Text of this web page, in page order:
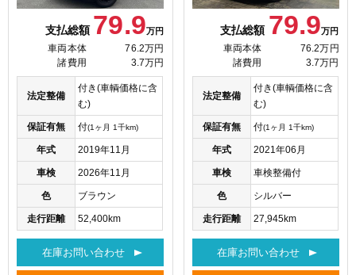
支払総額 79.9万円
車両本体
76.2万円
諸費用
3.7万円
法定整備
付き(車輌価格に含
む)
保証有無 付(1ヶ月 1千km)
年式 2019年11月
車検 2026年11月
色 ブラウン
走行距離 52,400km
在庫お問い合わせ
支払総額 79.9万円
車両本体
76.2万円
諸費用
3.7万円
法定整備
付き(車輌価格に含
む)
保証有無 付(1ヶ月 1千km)
年式 2021年06月
車検 車検整備付
色 シルバー
走行距離 27,945km
在庫お問い合わせ